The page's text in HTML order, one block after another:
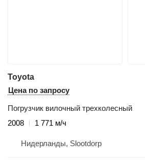
Toyota
Цена по запросу
Погрузчик вилочный трехколесный
2008
1 771 м/ч
Нидерланды, Slootdorp